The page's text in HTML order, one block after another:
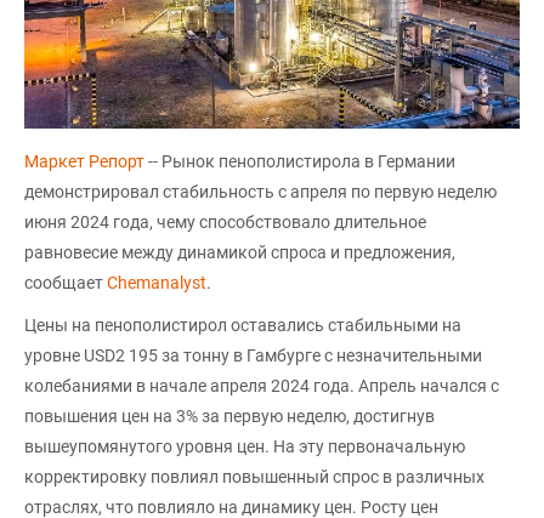
Маркет Репорт-- Рынок пенополистирола в Германии
демонстрировал стабильность с апреля по первую неделю
июня 2024 года, чему способствовало длительное
равновесие между динамикой спроса и предложения,
сообщаетChemanalyst.
Цены на пенополистирол оставались стабильными на
уровне USD2 195 за тонну в Гамбурге с незначительными
колебаниями в начале апреля 2024 года. Апрель начался с
повышения цен на 3% за первую неделю, достигнув
вышеупомянутого уровня цен. На эту первоначальную
корректировку повлиял повышенный спрос в различных
отраслях, что повлияло на динамику цен. Росту цен